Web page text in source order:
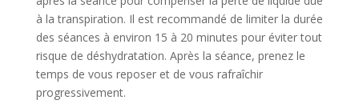
à la transpiration. Il est recommandé de limiter la durée
des séances à environ 15 à 20 minutes pour éviter tout
risque de déshydratation. Après la séance, prenez le
temps de vous reposer et de vous rafraîchir
progressivement.